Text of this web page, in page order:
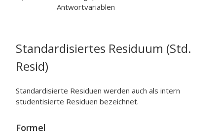
Antwortvariablen
Standardisiertes Residuum (Std.
Resid)
Standardisierte Residuen werden auch als intern
studentisierte Residuen bezeichnet.
Formel